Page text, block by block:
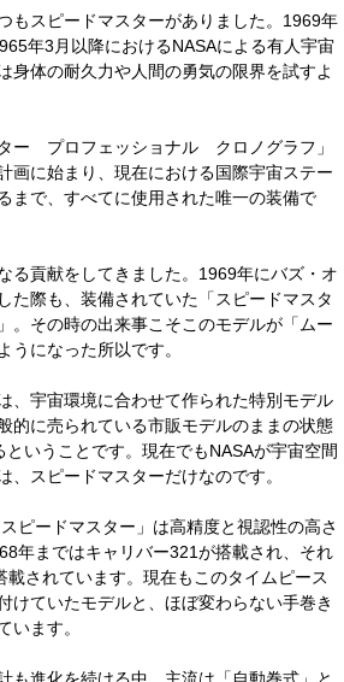
もスピードマスターがありました。1969年
年3月以降におけるNASAによる有人宇宙
身体の耐久力や人間の勇気の限界を試すよ
ー プロフェッショナル クロノグラフ」
画に始まり、現在における国際宇宙ステー
まで、すべてに使用された唯一の装備で
る貢献をしてきました。1969年にバズ・オ
た際も、装備されていた「スピードマスタ
その時の出来事こそこのモデルが「ムー
うになった所以です。
、宇宙環境に合わせて作られた特別モデル
的に売られている市販モデルのままの状態
いうことです。現在でもNASAが宇宙空間
、スピードマスターだけなのです。
ピードマスター」は高精度と視認性の高さ
年まではキャリバー321が搭載され、それ
載されています。現在もこのタイムピース
けていたモデルと、ほぼ変わらない手巻き
います。